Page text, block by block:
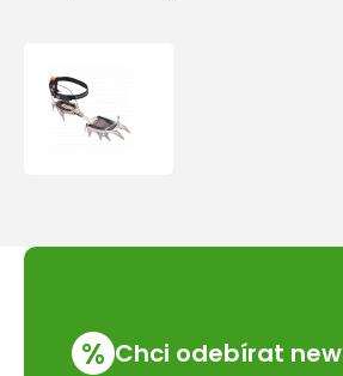
% Chci odebírat